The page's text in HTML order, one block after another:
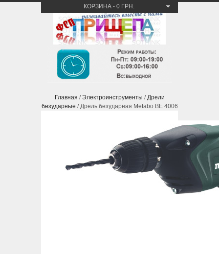
КОРЗИНА - 0 ГРН.
Главная /Электроинструменты /Дрели
безударные / Дрель безударная Metabo BE 4006